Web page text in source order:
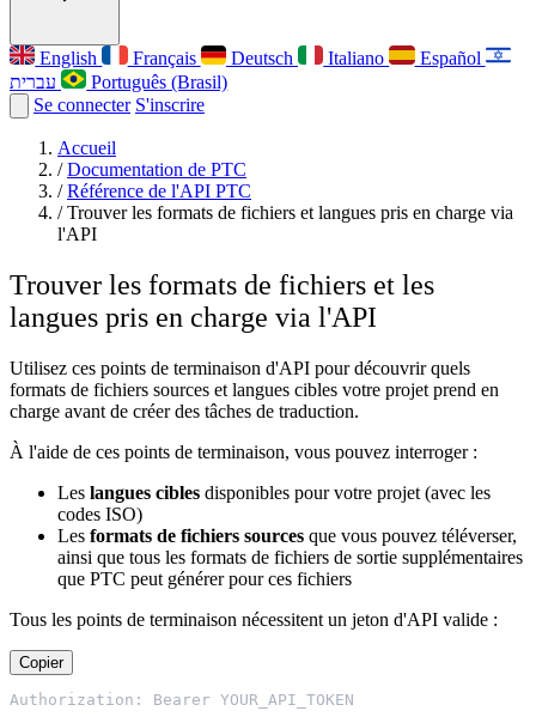
English Français Deutsch Italiano
Español
Português (Brasil)
Se connecter S'inscrire
Accueil
/ Documentation de PTC
/ Référence de l'API PTC
/ Trouver les formats de fichiers et langues pris en charge via
l'API
Trouver les formats de fichiers et les
langues pris en charge via l'API
Utilisez ces points de terminaison d'API pour découvrir quels
formats de fichiers sources et langues cibles votre projet prend en
charge avant de créer des tâches de traduction.
À l'aide de ces points de terminaison, vous pouvez interroger :
Les langues cibles disponibles pour votre projet (avec les
codes ISO)
Les formats de fichiers sources que vous pouvez téléverser,
ainsi que tous les formats de fichiers de sortie supplémentaires
que PTC peut générer pour ces fichiers
Tous les points de terminaison nécessitent un jeton d'API valide :
Copier
Authorization: Bearer YOUR_API_TOKEN